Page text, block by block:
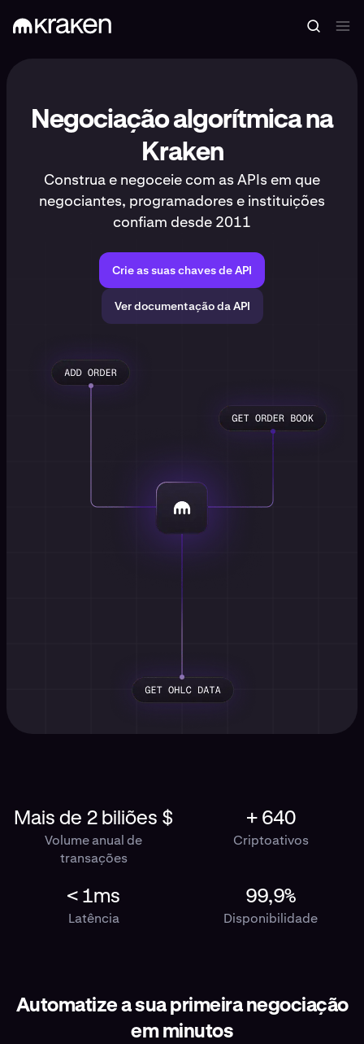
Negociação algorítmica na
Kraken
Construa e negoceie com as APIs em que
negociantes, programadores e instituições
confiam desde 2011
Crie as suas chaves de API
Ver documentação da API
Mais de 2 biliões $
Volume anual de
transações
+ 640
Criptoativos
< 1ms
Latência
99,9%
Disponibilidade
Automatize a sua primeira negociação
em minutos